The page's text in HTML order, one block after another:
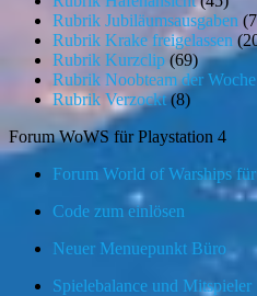
Rubrik Jubiläumsausgaben
Rubrik Krake freigelassen
Rubrik Kurzclip (69)
Rubrik Noobteam der Woche
Rubrik Verzockt(8)
Forum WoWS für Playstation 4
Forum World of Warships
Code zum einlösen
Neuer Menuepunkt Büro
Spielebalance und Mitspieler